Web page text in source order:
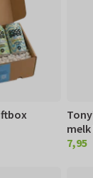
€ 7,95
7,95